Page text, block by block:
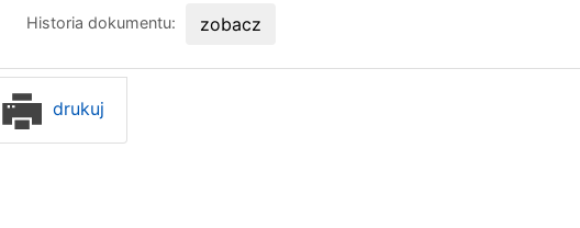
Historia dokumentu:
zobacz
drukuj